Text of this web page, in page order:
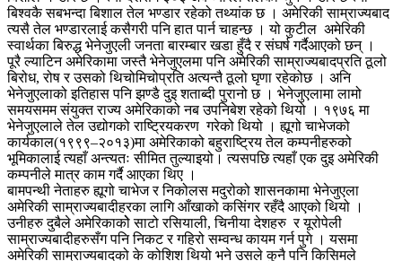
बिश्वकै सबभन्दा बिशाल तेल भण्डार रहेको तथ्यांक छ । अमेरिकी साम्राज्यबाद
त्यसै तेल भण्डारलाई कसैगरी पनि हात पार्न चाहन्छ । यो कुटील अमेरिकी
स्वार्थका बिरुद्ध भेनेजुएली जनता बारम्बार खडा हुँदै र संघर्ष गर्दैआएको छन् ।
पूरै ल्याटिन अमेरिकामा जस्तै भेनेजुएलमा पनि अमेरिकी साम्राज्यबादप्रति ठूलो
बिरोध, रोष र उसको थिचोमिचोप्रति अत्यन्तै ठूलो घृणा रहेकोछ । अनि
भेनेजुएलाको इतिहास पनि झण्डै दुइ शताब्दी पुरानो छ । भेनेजुएलामा लामो
समयसमम संयुक्त राज्य अमेरिकाको नब उपनिबेश रहेको थियो । १९७६ मा
भेनेजुएलाले तेल उद्योगको राष्ट्रियकरण गरेको थियो । ह्यूगो चाभेजको
कार्यकाल(१९९९–२०१३)मा अमेरिकाको बहुराष्ट्रिय तेल कम्पनीहरुको
भूमिकालाई त्यहाँ अन्त्यतः सीमित तुल्याइयो। त्यसपछि त्यहाँ एक दुइ अमेरिकी
कम्पनीले मात्र काम गर्दै आएका थिए ।
बामपन्थी नेताहरु ह्यूगो चाभेज र निकोलस मदुरोको शासनकामा भेनेजुएला
अमेरिकी साम्राज्यबादीहरका लागि आँखाको कसिंगर रहँदै आएको थियो ।
उनीहरु दुबैले अमेरिकाकोे साटो रसियाली, चिनीया देशहरु र यूरोपेली
साम्राज्यबादीहरुसँग पनि निकट र गहिरो सम्वन्ध कायम गर्न पुगे । यसमा
अमेरिकी साम्राज्यबादको के कोशिश थियो भने उसले कुनै पनि किसिमले